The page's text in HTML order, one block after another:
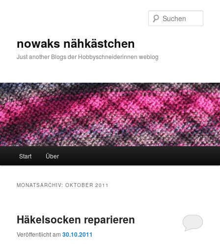
nowaks nähkästchen
Just another Blogs der Hobbyschneiderinnen weblog
Start Über
MONATSARCHIV:OKTOBER 2011
Häkelsocken reparieren
Veröffentlicht am30.10.2011